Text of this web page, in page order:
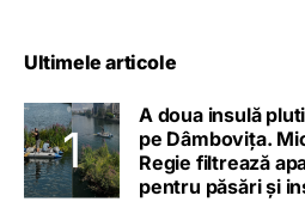
Ultimele articole
A doua insulă
pe Dâmbovița.
Regie filtrează
pentru păsări și